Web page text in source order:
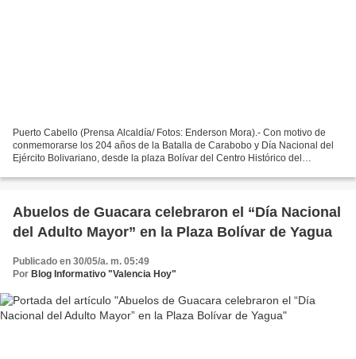
Puerto Cabello (Prensa Alcaldía/ Fotos: Enderson Mora).- Con motivo de
conmemorarse los 204 años de la Batalla de Carabobo y Día Nacional del
Ejército Bolivariano, desde la plaza Bolívar del Centro Histórico del
Abuelos de Guacara celebraron el “Día Nacional
del Adulto Mayor” en la Plaza Bolívar de Yagua
Publicado en 30/05/a. m. 05:49
Por Blog Informativo "Valencia Hoy"